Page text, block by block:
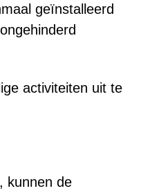
geïnstalleerd
activiteiten uit te
kunnen de